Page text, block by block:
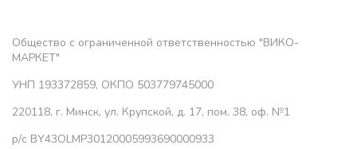
Общество с ограниченной ответственностью "ВИКО-
МАРКЕТ"
УНП 193372859, ОКПО 503779745000
220118, г. Минск, ул. Крупской, д. 17, пом. 38, оф. №1
р/с BY43OLMP30120005993690000933